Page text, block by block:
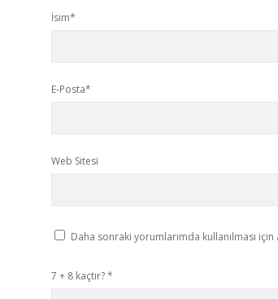
İsim*
E-Posta*
Web Sitesi
Daha sonraki yorumlarımda kullanılması
7 + 8 kaçtır?*